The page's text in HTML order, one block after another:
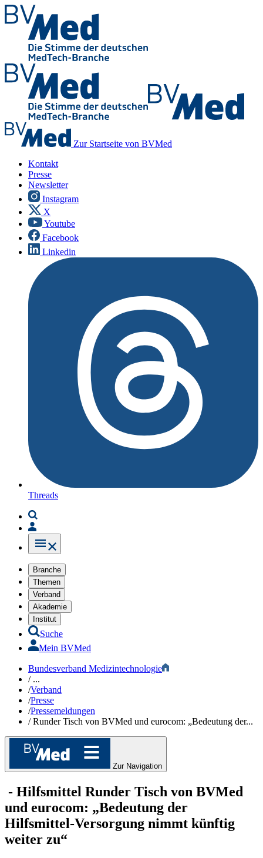
Zur Startseite von BVMed
Kontakt
Presse
Newsletter
Instagram
X
Youtube
Facebook
Linkedin
Threads
Branche
Themen
Verband
Akademie
Institut
Suche
Mein BVMed
Bundesverband Medizintechnologie
/...
/Verband
/Presse
/Pressemeldungen
/Runder Tisch von BVMed und eurocom: „Bedeutung der...
Zur Navigation
- Hilfsmittel Runder Tisch von BVMed
und eurocom: „Bedeutung der
Hilfsmittel-Versorgung nimmt künftig
weiter zu“